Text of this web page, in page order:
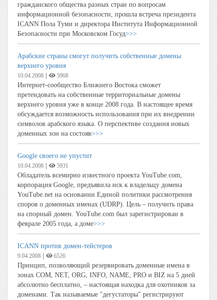
гражданского общества разных стран по вопросам
информационной безопасности, прошла встреча президента
ICANN Пола Туми и директора Института Информационной
Безопасности при Московском Госуд>>>
Арабские страны смогут получить собственные домены
верхнего уровня
10.04.2008 5968
Интернет-сообщество Ближнего Востока сможет
претендовать на собственные территориальные домены
верхнего уровня уже в конце 2008 года. В настоящее время
обсуждается возможность использования при их внедрении
символов арабского языка. О перспективе создания новых
доменных зон на состояв>>>
Google своего не упустит
10.04.2008 5931
Обладатель всемирно известного проекта YouTube.com,
корпорация Google, предъявила иск к владельцу домена
YouTube.net на основании Единой политики рассмотрения
споров о доменных именах (UDRP). Цель – получить права
на спорный домен. YouTube.com был зарегистрирован в
феврале 2005 года, а доме>>>
ICANN против домен-тейстеров
9.04.2008 6526
Принцип, позволяющий резервировать доменные имена в
зонах COM, NET, ORG, INFO, NAME, PRO и BIZ на 5 дней
абсолютно бесплатно, – настоящая находка для охотников за
доменами. Так называемые "дегустаторы" регистрируют